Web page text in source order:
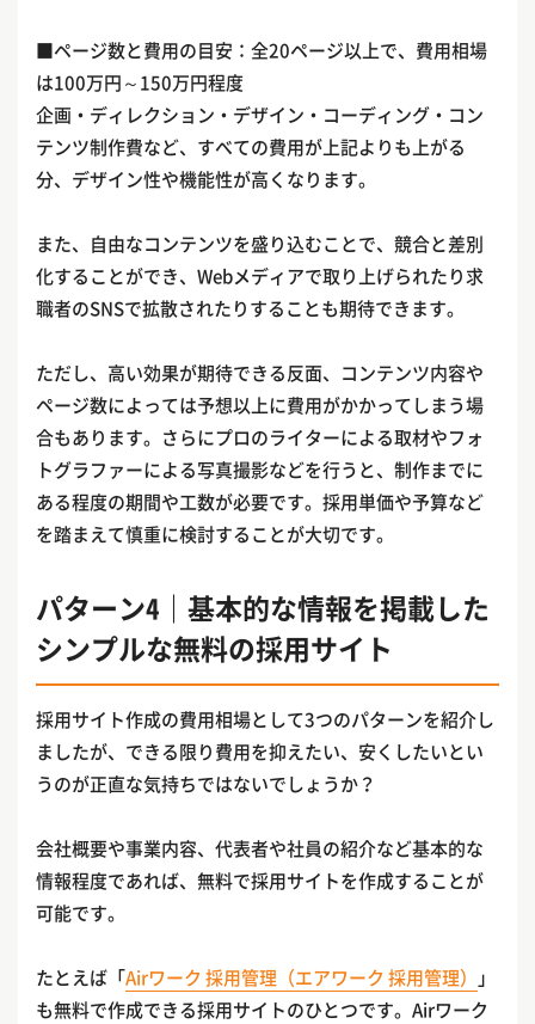
■ページ数と費用の目安：全20ページ以上で、費用相場
は100万円～150万円程度
企画・ディレクション・デザイン・コーディング・コン
テンツ制作費など、すべての費用が上記よりも上がる
分、デザイン性や機能性が高くなります。
また、自由なコンテンツを盛り込むことで、競合と差別
化することができ、Webメディアで取り上げられたり求
職者のSNSで拡散されたりすることも期待できます。
ただし、高い効果が期待できる反面、コンテンツ内容や
ページ数によっては予想以上に費用がかかってしまう場
合もあります。さらにプロのライターによる取材やフォ
トグラファーによる写真撮影などを行うと、制作までに
ある程度の期間や工数が必要です。採用単価や予算など
を踏まえて慎重に検討することが大切です。
パターン4｜基本的な情報を掲載した
シンプルな無料の採用サイト
採用サイト作成の費用相場として3つのパターンを紹介し
ましたが、できる限り費用を抑えたい、安くしたいとい
うのが正直な気持ちではないでしょうか？
会社概要や事業内容、代表者や社員の紹介など基本的な
情報程度であれば、無料で採用サイトを作成することが
可能です。
たとえば「Airワーク 採用管理（エアワーク 採用管理）
」
も無料で作成できる採用サイトのひとつです。Airワーク